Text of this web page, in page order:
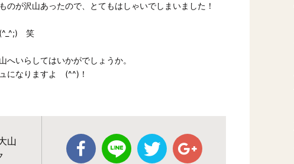
のが沢山あったので、とてもはしゃいでしまいました！
笑
へいらしてはいかがでしょうか。
になりますよ (^^)！
山